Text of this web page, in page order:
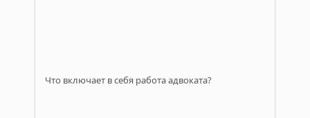
Что включает в себя работа адвоката?